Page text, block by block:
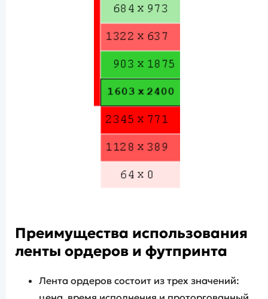
Преимущества использования
ленты ордеров и футпринта
Лента ордеров состоит из трех значений: